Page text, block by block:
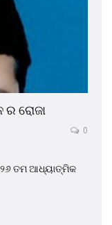
ର ରୋଜା
0
ତମ ଆଧ୍ୟାତ୍ମିକ